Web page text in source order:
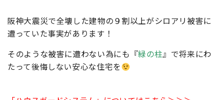
阪神大震災で全壊した建物の９割以上がシロアリ被害に
遭っていた事実があります！
そのような被害に遭わない為にも『緑の柱』で将来にわ
たって後悔しない安心な住宅を